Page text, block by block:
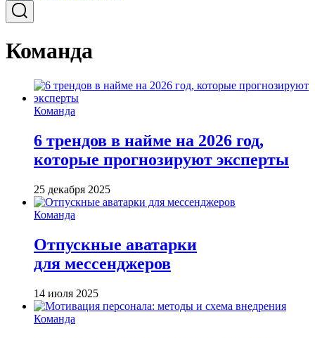
Команда
Команда
6 трендов в найме на 2026 год,
которые прогнозируют эксперты
25 декабря 2025
Команда
Отпускные аватарки
для мессенджеров
14 июля 2025
Команда